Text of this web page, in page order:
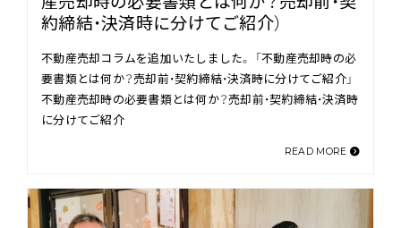
約締結・決済時に分けてご紹介）
不動産売却コラムを追加いたしました。 「不動産売却時の必
要書類とは何か？売却前・契約締結・決済時に分けてご紹介」
不動産売却時の必要書類とは何か？売却前・契約締結・決済時
に分けてご紹介
READ MORE